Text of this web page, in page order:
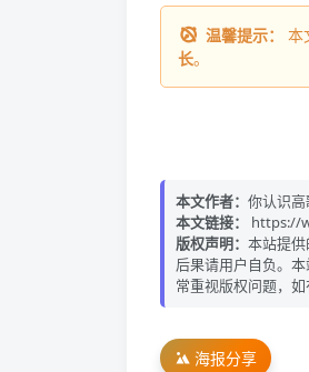
温馨提示： 本
长。
本文作者： 你认识高
本文链接：
https://
版权声明： 本站提
后果请用户自负。
常重视版权问题，
海报分享